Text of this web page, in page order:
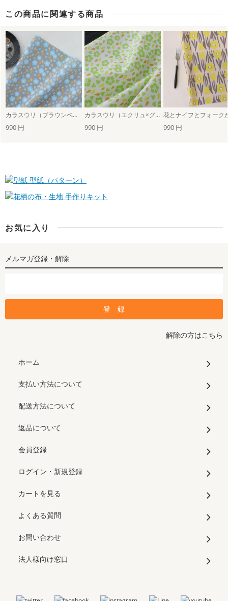
この商品に関連する商品
カラスウリ（ブラウンベージュ×ブルー） カラスウリ（エクリュ×グリーン）
990 円 990 円 990 円
型紙（パターン）
手作りキット
お気に入り
メルマガ登録・解除
解除の方はこちら
ホーム
支払い方法について
配送方法について
返品について
会員登録
ログイン・新規登録
カートを見る
よくある質問
お問い合わせ
法人様向け窓口